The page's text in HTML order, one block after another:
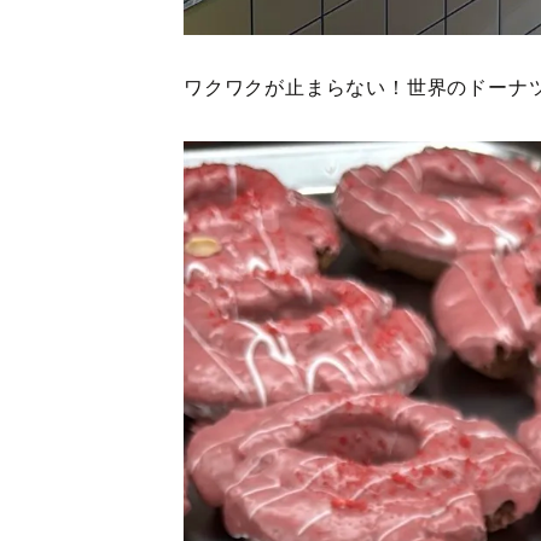
ワクワクが止まらない！世界のドーナ